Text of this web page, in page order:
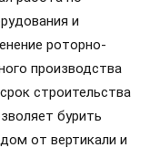
и
роторно-
производства
строительства
бурить
от вертикали и